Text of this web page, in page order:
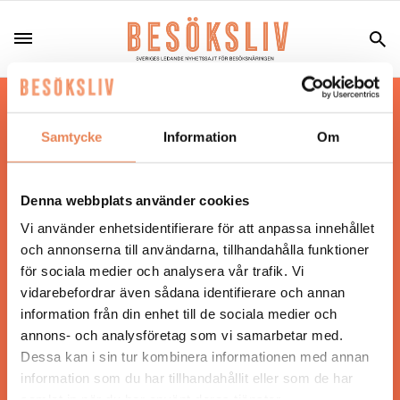
Samtycke Information Om
Denna webbplats använder cookies
Vi använder enhetsidentifierare för att anpassa innehållet
och annonserna till användarna, tillhandahålla funktioner
för sociala medier och analysera vår trafik. Vi
vidarebefordrar även sådana identifierare och annan
information från din enhet till de sociala medier och
annons- och analysföretag som vi samarbetar med.
Dessa kan i sin tur kombinera informationen med annan
information som du har tillhandahållit eller som de har
Hos oss läser du landets mest uppdaterade
nyheter och snackisar inom besöksnäringen.
Besöksliv i sin tryckta form är ett affärsmagasin
Tidningen ges ut avVisita
ANSVARIG UTGIVARE
Jonas Siljhammar
UPPHOVSRÄTT